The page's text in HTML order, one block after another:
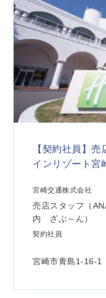
【契約社員】
インリゾート宮
宮崎交通株式会社
売店スタッフ（
内 ざぶ～ん）
契約社員
宮崎市青島1-16-1